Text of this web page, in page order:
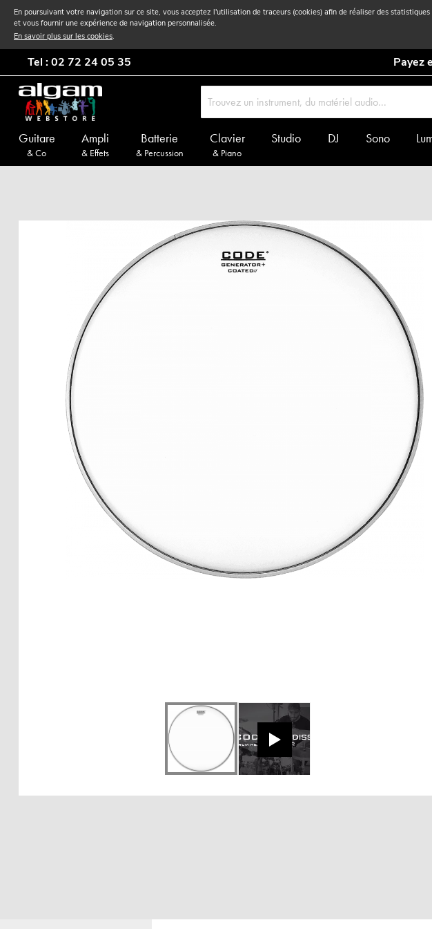
En poursuivant votre navigation sur ce site, vous acceptez l'utilisation de traceurs (cookies) afin de réaliser des
et vous fournir une expérience de navigation personnalisée.
En savoir plus sur les cookies.
Tel : 02 72 24 05 35 Payez
Guitare
& Co
Ampli
& Effets
Batterie
& Percussion
Clavier
& Piano
Studio DJ Sono